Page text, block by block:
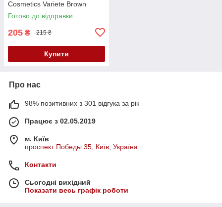
Cosmetics Variete Brown
Eyeliner, 7 мл
Готово до відправки
205 ₴ 215 ₴
Купити
Про нас
98% позитивних з 301 відгука за рік
Працює з 02.05.2019
м. Київ
проспект Победы 35, Київ, Україна
Контакти
Сьогодні вихідний
Показати весь графік роботи